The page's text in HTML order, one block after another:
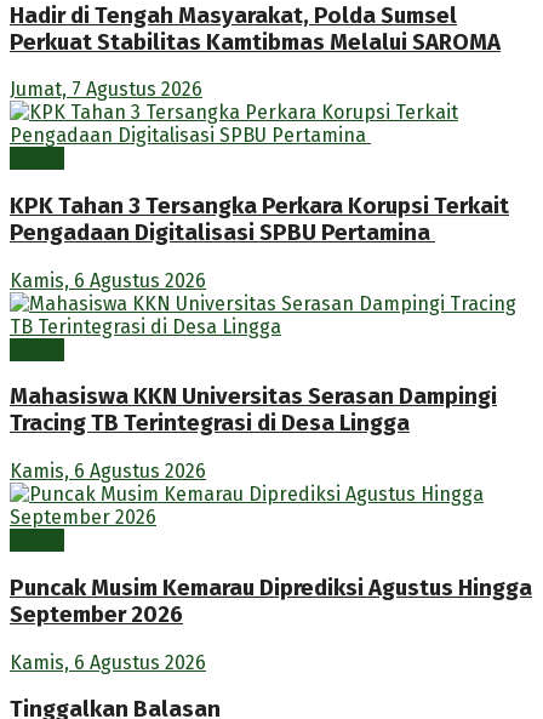
Hadir di Tengah Masyarakat, Polda Sumsel
Perkuat Stabilitas Kamtibmas Melalui SAROMA
Jumat, 7 Agustus 2026
KPK Tahan 3 Tersangka Perkara Korupsi Terkait
Pengadaan Digitalisasi SPBU Pertamina
Kamis, 6 Agustus 2026
Mahasiswa KKN Universitas Serasan Dampingi
Tracing TB Terintegrasi di Desa Lingga
Kamis, 6 Agustus 2026
Puncak Musim Kemarau Diprediksi Agustus Hingga
September 2026
Kamis, 6 Agustus 2026
Tinggalkan Balasan